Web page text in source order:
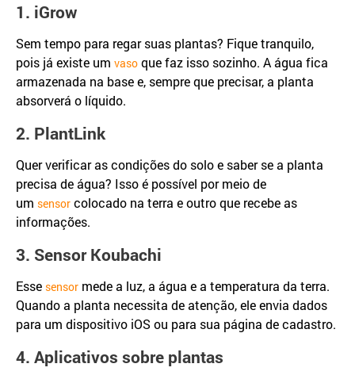
1. iGrow
Sem tempo para regar suas plantas? Fique tranquilo,
pois já existe um vaso que faz isso sozinho. A água fica
armazenada na base e, sempre que precisar, a planta
absorverá o líquido.
2. PlantLink
Quer verificar as condições do solo e saber se a planta
precisa de água? Isso é possível por meio de
um sensor colocado na terra e outro que recebe as
informações.
3. Sensor Koubachi
Esse sensor mede a luz, a água e a temperatura da terra.
Quando a planta necessita de atenção, ele envia dados
para um dispositivo iOS ou para sua página de cadastro.
4. Aplicativos sobre plantas